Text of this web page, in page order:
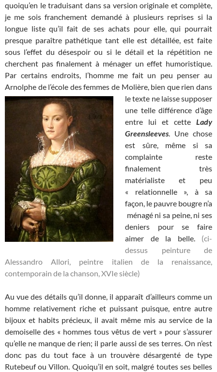
quoiqu’en le traduisant dans sa version originale et complète,
je me sois franchement demandé à plusieurs reprises si la
longue liste qu’il fait de ses achats pour elle, qui pourrait
presque paraître pathétique tant elle est détaillée, est faite
sous l’effet du désespoir ou si le détail et la répétition ne
cherchent pas finalement à ménager un effet humoristique.
Par certains endroits, l’homme me fait un peu penser au
Arnolphe de l’école des femmes de Molière, bien que rien dans
le texte ne laisse supposer
une telle différence d’âge
entre lui et cette Lady
Greensleeves. Une chose
est sûre, même si sa
complainte reste
finalement très
matérialiste et peu
« relationnelle », à sa
façon, le pauvre bougre n’a
ménagé ni sa peine, ni ses
deniers pour se faire
aimer de la belle. (ci-
dessus peinture de
Alessandro Allori, peintre italien de la renaissance,
contemporain de la chanson, XVIe siècle)
Au vue des détails qu’il donne, il apparaît d’ailleurs comme un
homme relativement riche et puissant puisque, entre autre
bijoux et habits précieux, il avait même mis au service de la
demoiselle des « hommes tous vêtus de vert » pour s’assurer
qu’elle ne manque de rien; il parle aussi de ses terres. On n’est
donc pas du tout face à un trouvère désargenté de type
Rutebeuf ou Villon. Quoiqu’il en soit, malgré toutes ses belles